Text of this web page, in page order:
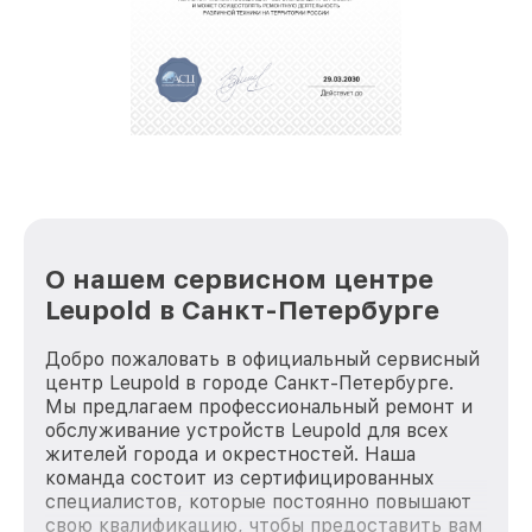
обеспечат доставку устройств в сервис в
За годы своей деятельности мы получали только
положительные отзывы и обрели отличную
стараемся каждый день делать наш сервис еще
О нашем сервисном центре
Leupold в Санкт-Петербурге
Добро пожаловать в официальный сервисный
центр Leupold в городе Санкт-Петербурге.
Мы предлагаем профессиональный ремонт и
обслуживание устройств Leupold для всех
жителей города и окрестностей. Наша
команда состоит из сертифицированных
специалистов, которые постоянно повышают
свою квалификацию, чтобы предоставить вам